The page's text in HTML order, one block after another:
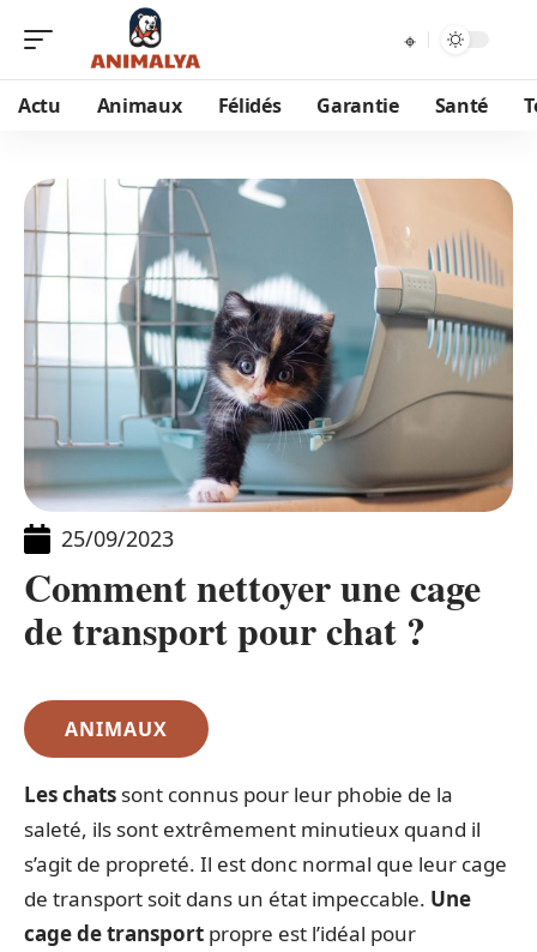
Actu Animaux Félidés Garantie Santé
25/09/2023
Comment nettoyer une cage
de transport pour chat ?
ANIMAUX
Les chats sont connus pour leur phobie de la
saleté, ils sont extrêmement minutieux quand il
s’agit de propreté. Il est donc normal que leur cage
de transport soit dans un état impeccable. Une
cage de transport propre est l’idéal pour